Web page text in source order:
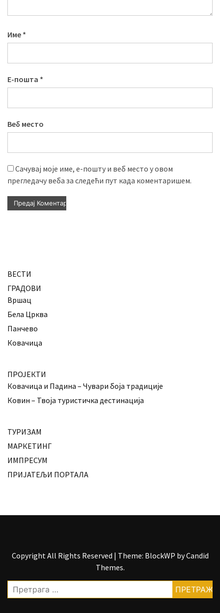
Име *
Е-пошта *
Веб место
Сачувај моје име, е-пошту и веб место у овом
прегледачу веба за следећи пут када коментаришем.
ВЕСТИ
ГРАДОВИ
Вршац
Бела Црква
Панчево
Ковачица
ПРОЈЕКТИ
Ковачица и Падина – Чувари боја традиције
Ковин – Твоја туристичка дестинација
ТУРИЗАМ
МАРКЕТИНГ
ИМПРЕСУМ
ПРИЈАТЕЉИ ПОРТАЛА
Copyright All Rights Reserved | Theme: BlockWP byCandid
Themes.
Претрага
за: